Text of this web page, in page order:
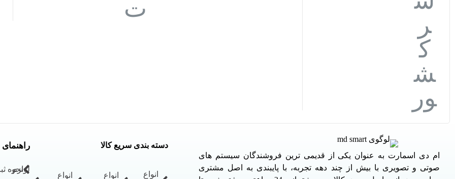
ام دی اسمارت به عنوان یکی از قدیمی ترین فروشندگان سیستم های
صوتی و تصویری با بیش از چند دهه تجربه، با پایبندی به اصل مشتری
دسته بندی سریع کالا
انواع انواع انواع
لوازم
نحوه